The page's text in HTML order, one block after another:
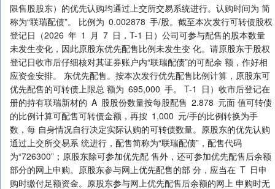
限售股股东）的优先认购均通过上交所交易系统进行。认购时间为 简
称为“联瑞配债”。 比例为 0.002878 手/股。截至本次发行可转债股权
登记日（2026 年 1 月 7 日，T-1 日）公司可参与配售的股本数量
未发生变化，因此原股东优先配售比例未发生变 化。请原股东于股权
登记日收市后仔细核对其证券账户内“联瑞配债”的可配余 额，作好相
应资金安排。 东优先配售。按本次发行优先配售比例计算，原股东可
优先配售的可转债上限总 额为 695,000 手。 T-1 日）收市后登记在
册的持有联瑞新材的 A 股股份数量按每股配售 2.878 元面 值可转债
的比例计算可配售可转债金额，再按 1,000 元/手的比例转换为手
数，每 自身情况自行决定实际认购的可转债数量。原股东的优先认购
通过上交所交易系 统进行，配售简称为“联瑞配债”，配售代码
为“726300”；原股东除可参加优先配 售外，还可参加优先配售后余额
部分的网上申购。原股东参与网上优先配售的部 分，应当在 T 日申
购时缴付足额资金。原股东参与网上优先配售后余额的网上 申购时无